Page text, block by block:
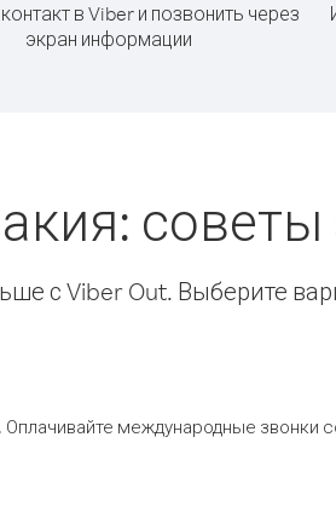
в Viber и позвонить через
экран информации
с Viber Out. Выберите
международные звонки